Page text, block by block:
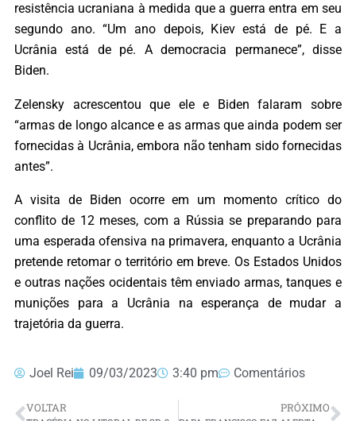
resistência ucraniana à medida que a guerra entra em seu
segundo ano. “Um ano depois, Kiev está de pé. E a
Ucrânia está de pé. A democracia permanece”, disse
Biden.
Zelensky acrescentou que ele e Biden falaram sobre
“armas de longo alcance e as armas que ainda podem ser
fornecidas à Ucrânia, embora não tenham sido fornecidas
antes”.
A visita de Biden ocorre em um momento crítico do
conflito de 12 meses, com a Rússia se preparando para
uma esperada ofensiva na primavera, enquanto a Ucrânia
pretende retomar o território em breve. Os Estados Unidos
e outras nações ocidentais têm enviado armas, tanques e
munições para a Ucrânia na esperança de mudar a
trajetória da guerra.
Joel Rei 09/03/2023 3:40 pm Comentários
VOLTAR PRÓXIMO